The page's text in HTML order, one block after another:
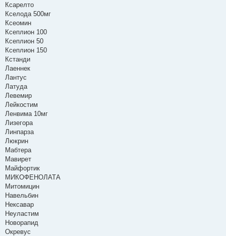
Ксарелто
Кселода 500мг
Ксеомин
Ксеплион 100
Ксеплион 50
Ксеплион 150
Кстанди
Лаеннек
Лантус
Латуда
Левемир
Лейкостим
Ленвима 10мг
Лизегора
Линпарза
Люкрин
Мабтера
Мавирет
Майфортик
МИКОФЕНОЛАТА
Митомицин
Навельбин
Нексавар
Неуластим
Новорапид
Окревус